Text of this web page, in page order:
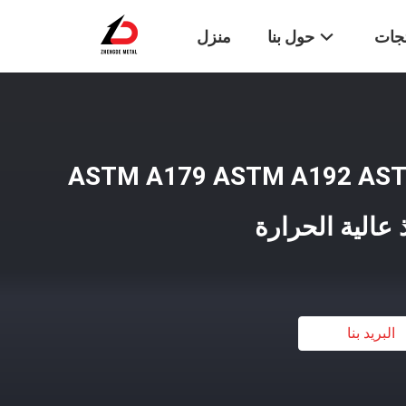
منزل حول بنا
ASTM A179 ASTM A192
البريد بنا